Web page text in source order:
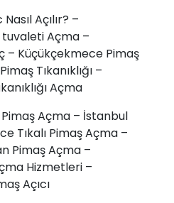
Açılır? –
tuvaleti Açma –
– Küçükçekmece Pimaş
Tıkanıklığı –
Açma
Açma – İstanbul
Tıkalı Pimaş Açma –
Pimaş Açma –
Hizmetleri –
Açıcı